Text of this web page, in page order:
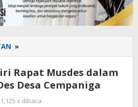
»
Hadiri
Musdes
dalam
Rangka
Rapat Musdes dalam
Desa Cempaniga
1,125 x dibaca